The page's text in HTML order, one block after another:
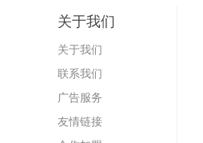
关于我们
关于我们
联系我们
广告服务
友情链接